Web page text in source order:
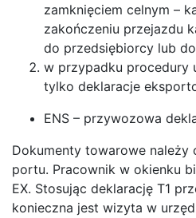
zamknięciem celnym –
zakończeniu przejazdu
do przedsiębiorcy lub
w przypadku procedury
tylko deklaracje
ENS – przywozowa
Dokumenty towarowe
portu. Pracownik w okienku
EX. Stosując deklarację T1
konieczna jest wizyta w